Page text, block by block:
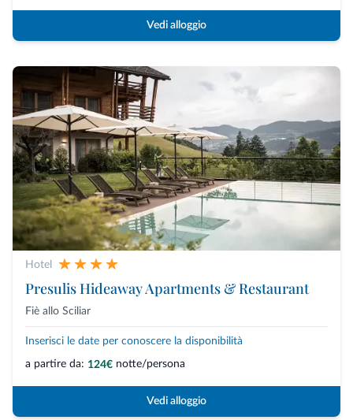
Vedi alloggio
Hotel
Presulis Hideaway Apartments & Restaurant
Fiè allo Sciliar
Inserisci le date per conoscere la disponibilità
a partire da: 124€ notte/persona
Vedi alloggio